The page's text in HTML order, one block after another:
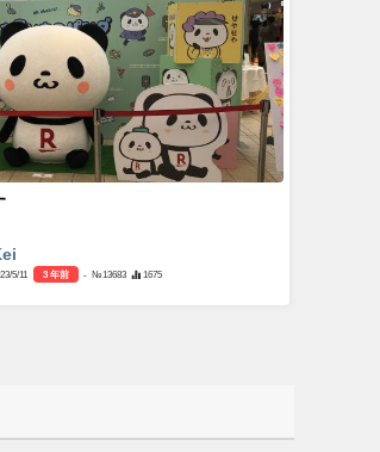
5/11 3 年前 - №13683 1675